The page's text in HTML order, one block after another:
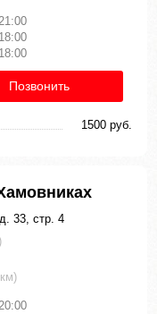
Позвонить
1500 руб.
33, стр. 4